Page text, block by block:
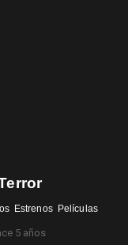
Estrenos Películas
5 años